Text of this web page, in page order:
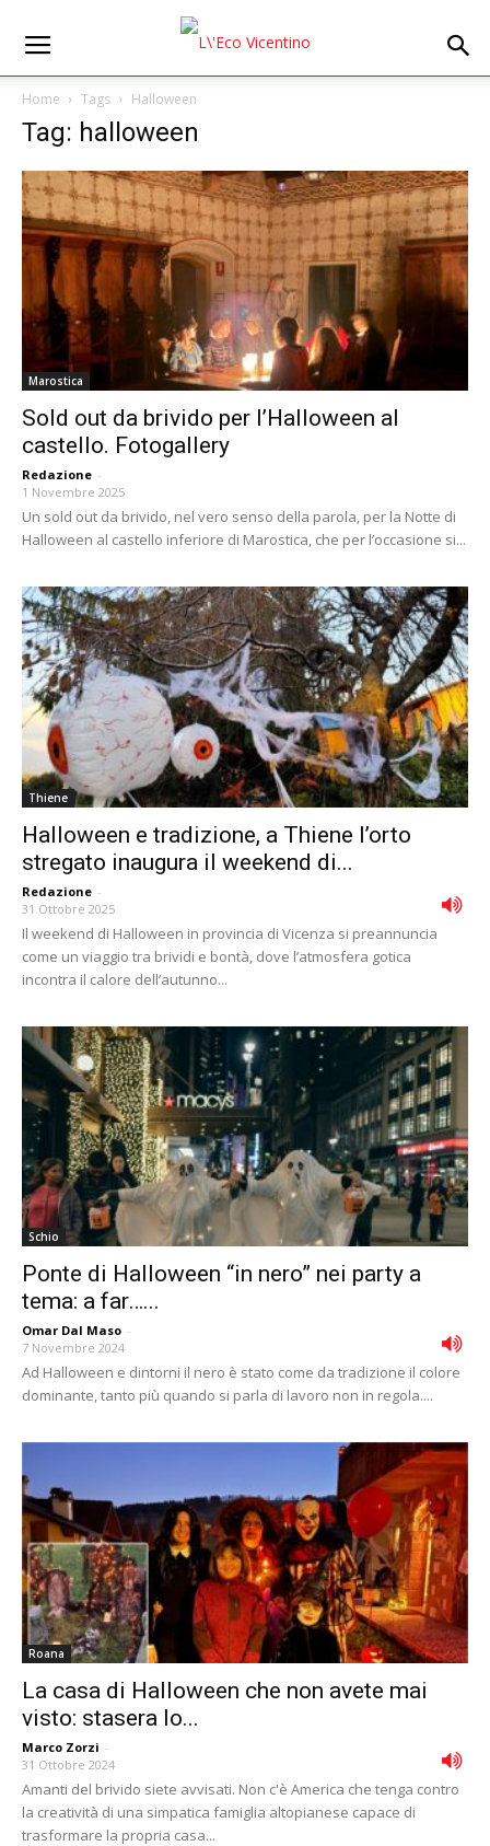
Home Tags Halloween
Tag: halloween
Marostica
Sold out da brivido per l’Halloween al
castello. Fotogallery
Redazione -
1 Novembre 2025
Un sold out da brivido, nel vero senso della parola, per la Notte di
Halloween al castello inferiore di Marostica, che per l’occasione si...
Thiene
Halloween e tradizione, a Thiene l’orto
stregato inaugura il weekend di...
Redazione -
31 Ottobre 2025
Il weekend di Halloween in provincia di Vicenza si preannuncia
come un viaggio tra brividi e bontà, dove l’atmosfera gotica
incontra il calore dell’autunno...
Schio
Ponte di Halloween “in nero” nei party a
tema: a far…...
Omar Dal Maso -
7 Novembre 2024
Ad Halloween e dintorni il nero è stato come da tradizione il colore
dominante, tanto più quando si parla di lavoro non in regola....
Roana
La casa di Halloween che non avete mai
visto: stasera lo...
Marco Zorzi -
31 Ottobre 2024
Amanti del brivido siete avvisati. Non c'è America che tenga contro
la creatività di una simpatica famiglia altopianese capace di
trasformare la propria casa...